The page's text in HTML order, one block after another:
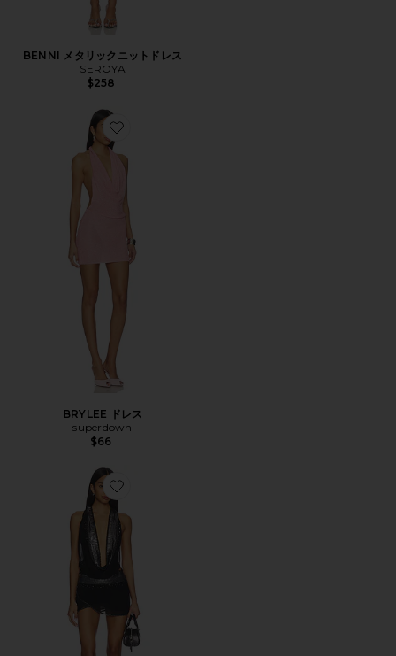
BENNI メタリックニットドレス
SEROYA
$258
Favorite BRYLEE ドレス
BRYLEE ドレス
superdown
$66
Favorite MINI COWL TRIM ドレス